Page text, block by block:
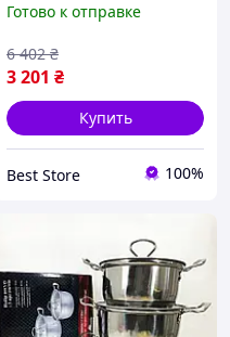
качественных с
кастрюли QN-91
Готово к отправке
3 201 ₴
6 402 ₴
Купить
Best Store 100%